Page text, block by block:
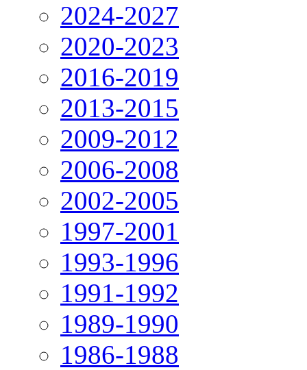
2024-2027
2020-2023
2016-2019
2013-2015
2009-2012
2006-2008
2002-2005
1997-2001
1993-1996
1991-1992
1989-1990
1986-1988